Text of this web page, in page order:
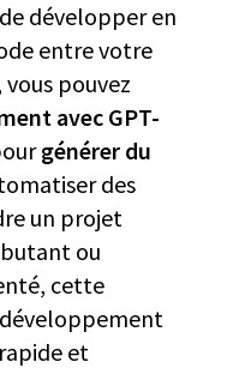
développer en
entre votre
pouvez
avec GPT-
générer du
des
un projet
ou
cette
et